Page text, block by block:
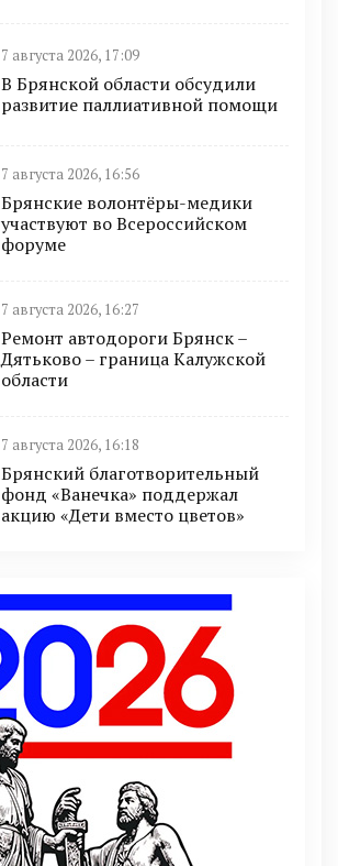
7 августа 2026, 17:09
В Брянской области обсудили
развитие паллиативной помощи
7 августа 2026, 16:56
Брянские волонтёры-медики
участвуют во Всероссийском
форуме
7 августа 2026, 16:27
Ремонт автодороги Брянск –
Дятьково – граница Калужской
области
7 августа 2026, 16:18
Брянский благотворительный
фонд «Ванечка» поддержал
акцию «Дети вместо цветов»